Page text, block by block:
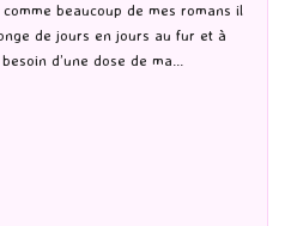
beaucoup de mes romans il
de jours en jours au fur et à
d’une dose de ma...